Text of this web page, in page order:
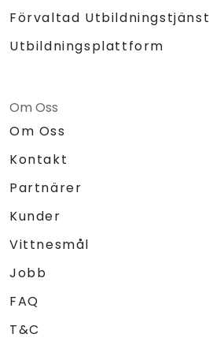
Förvaltad Utbildningstjänst
Utbildningsplattform
Om Oss
Om Oss
Kontakt
Partnärer
Kunder
Vittnesmål
Jobb
FAQ
T&C